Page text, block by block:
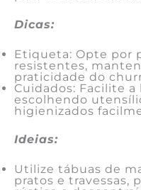
Dicas:
Etiqueta: Opte por
resistentes,
praticidade do
Cuidados: Facilite
escolhendo
higienizados
Ideias:
Utilize tábuas de
pratos e travessas,